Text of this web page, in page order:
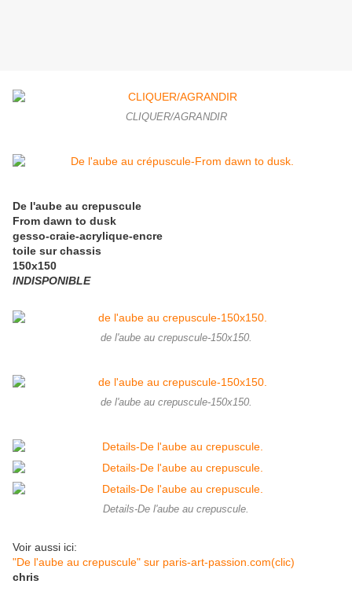
CLIQUER/AGRANDIR
De l'aube au crepuscule
From dawn to dusk
gesso-craie-acrylique-encre
toile sur chassis
150x150
INDISPONIBLE
de l'aube au crepuscule-150x150.
de l'aube au crepuscule-150x150.
Details-De l'aube au crepuscule.
Voir aussi ici:
"De l'aube au crepuscule" sur paris-art-passion.com(clic)
chris